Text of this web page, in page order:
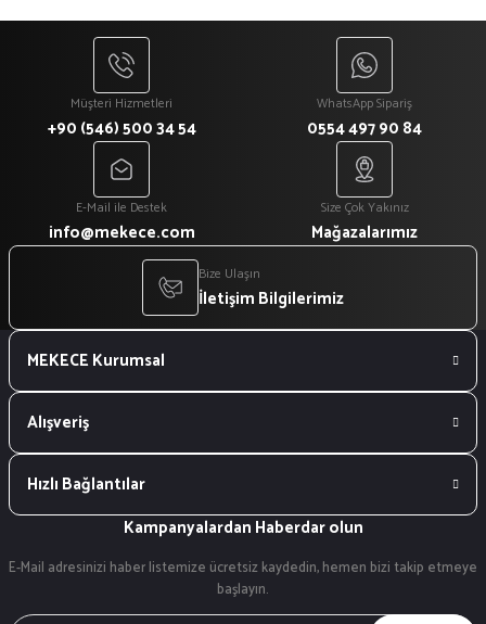
Müşteri Hizmetleri
+90 (546) 500 34 54
WhatsApp Sipariş
0554 497 90 84
E-Mail ile Destek
info@mekece.com
Size Çok Yakınız
Mağazalarımız
Bize Ulaşın
İletişim Bilgilerimiz
MEKECE Kurumsal
Alışveriş
Hızlı Bağlantılar
Kampanyalardan Haberdar olun
E-Mail adresinizi haber listemize ücretsiz kaydedin, hemen bizi takip etmeye
başlayın.